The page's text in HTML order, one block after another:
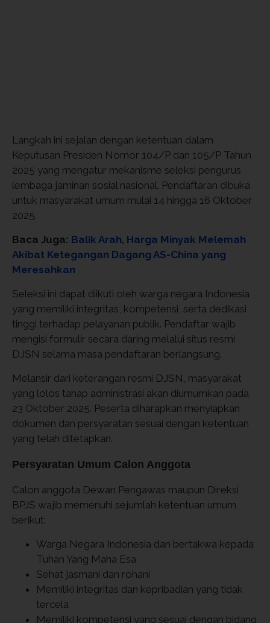
Langkah ini sejalan dengan ketentuan dalam
Keputusan Presiden Nomor 104/P dan 105/P Tahun
2025 yang mengatur mekanisme seleksi pengurus
lembaga jaminan sosial nasional. Pendaftaran dibuka
untuk masyarakat umum mulai 14 hingga 16 Oktober
2025.
Baca Juga: Balik Arah, Harga Minyak Melemah
Akibat Ketegangan Dagang AS-China yang
Meresahkan
Seleksi ini dapat diikuti oleh warga negara Indonesia
yang memiliki integritas, kompetensi, serta dedikasi
tinggi terhadap pelayanan publik. Pendaftar wajib
mengisi formulir secara daring melalui situs resmi
DJSN selama masa pendaftaran berlangsung.
Melansir dari keterangan resmi DJSN, masyarakat
yang lolos tahap administrasi akan diumumkan pada
23 Oktober 2025. Peserta diharapkan menyiapkan
dokumen dan persyaratan sesuai dengan ketentuan
yang telah ditetapkan.
Persyaratan Umum Calon Anggota
Calon anggota Dewan Pengawas maupun Direksi
BPJS wajib memenuhi sejumlah ketentuan umum
berikut:
Warga Negara Indonesia dan bertakwa kepada
Tuhan Yang Maha Esa
Sehat jasmani dan rohani
Memiliki integritas dan kepribadian yang tidak
tercela
Memiliki kompetensi yang sesuai dengan bidang